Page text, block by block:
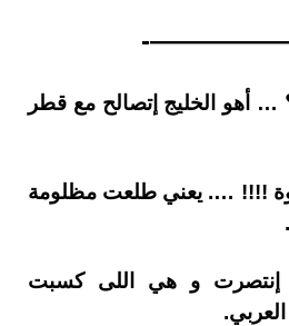
الخليج إتصالح مع قطر
!!!! …. يعني طلعت مظلومة
و هي اللى كسبت